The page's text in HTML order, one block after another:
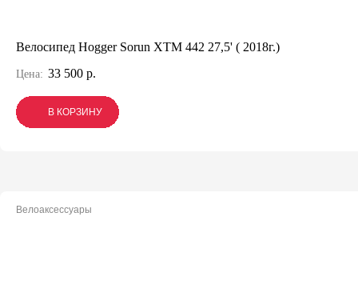
Велосипед Hogger Sorun XTM 442 27,5' ( 2018г.)
Цена: 33 500 р.
В КОРЗИНУ
В КОРЗИНУ
В КОРЗИНУ
Велоаксессуары